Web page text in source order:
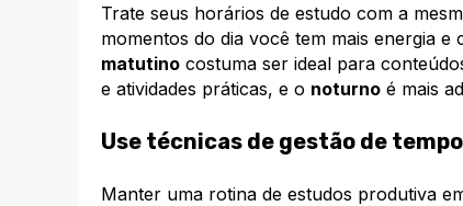
Trate seus horários de estudo com a
momentos do dia você tem mais energia
matutino costuma ser ideal para
e atividades práticas, e o noturno é mais
Use técnicas de gestão de tempo
Manter uma rotina de estudos produtiva